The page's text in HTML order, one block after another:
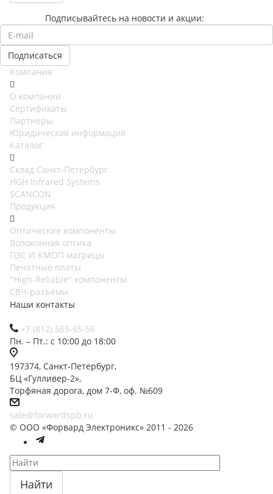
Подписывайтесь на новости и акции:
Компания
О компании
Сертификаты
Партнеры
Юридическая информация
Каталог
Cклад Санкт-Петербург
HGH Infrared Systems
SCANCON
Продукция
Оптические компоненты
Волоконная оптика
ПЗС И КМОП матрицы
Печатные платы
"High-Reliable" компоненты
СВЧ-разъёмы
Наши контакты
+7 (812) 565-65-56
Пн. – Пт.: с 10:00 до 18:00
197374, Санкт-Петербург,
БЦ «Гулливер-2»,
Торфяная дорога, дом 7-Ф, оф. №609
sale@forwardspb.ru
© ООО «Форвард Электроникс» 2011 - 2026
Найти